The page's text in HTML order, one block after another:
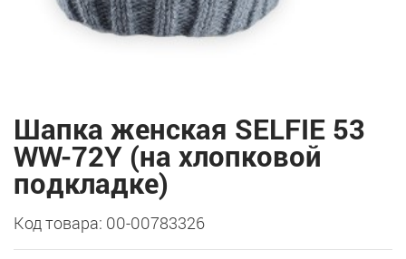
Шапка женская SELFIE 53
WW-72Y (на хлопковой
подкладке)
Код товара: 00-00783326